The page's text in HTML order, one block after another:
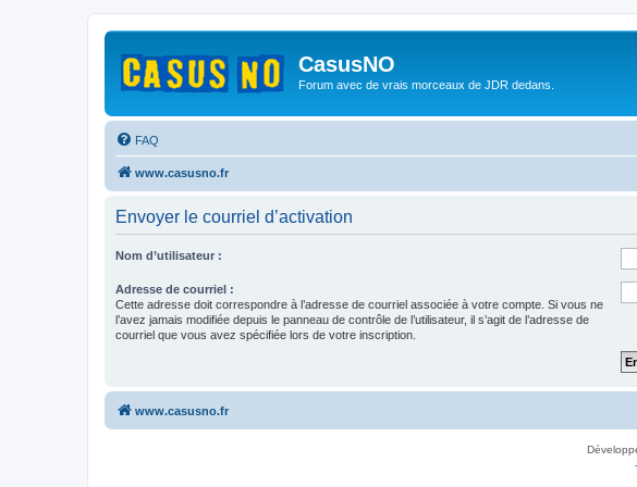
CasusNO
Forum avec de vrais morceaux de JDR dedans.
FAQ
www.casusno.fr
Envoyer le courriel d’activation
Nom d’utilisateur :
Adresse de courriel :
Cette adresse doit correspondre à l’adresse de courriel associée à votre compte. Si vous ne
l’avez jamais modifiée depuis le panneau de contrôle de l’utilisateur, il s’agit de l’adresse de
courriel que vous avez spécifiée lors de votre inscription.
www.casusno.fr